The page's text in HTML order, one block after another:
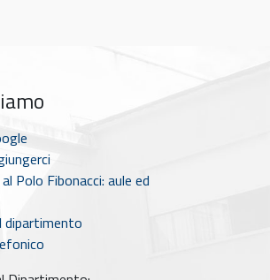
Polo Fibonacci: aule ed
dipartimento